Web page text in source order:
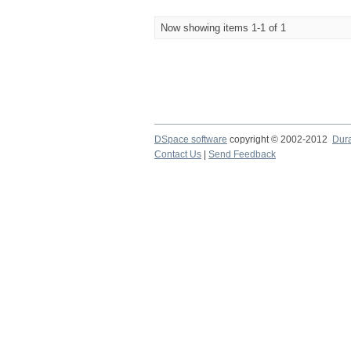
Now showing items 1-1 of 1
DSpace software copyright © 2002-2012
Contact Us
Send Feedback